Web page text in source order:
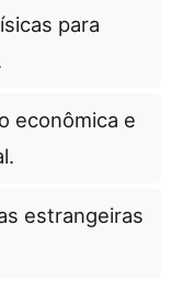
para
econômica e
estrangeiras